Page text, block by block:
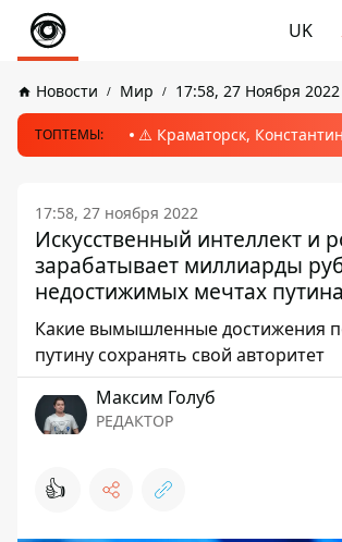
UK
Новости Мир 17:58, 27 Ноября 2022
ТОПТЕМЫ: ⚠️ Краматорск,
17:58, 27 ноября 2022
Искусственный интеллект и
зарабатывает миллиарды
недостижимых мечтах путина
Какие вымышленные достижения
путину сохранять свой авторитет
Максим Голуб
РЕДАКТОР
👍